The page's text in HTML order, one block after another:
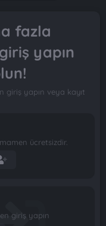
fazla
yapın
yapın veya kayıt
ücretsizdir.
giriş yapın